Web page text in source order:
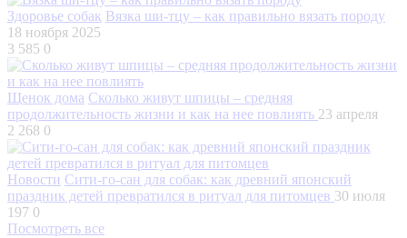
Здоровье собак Вязка ши-тцу – как правильно вязать породу
18 ноября 2025
3 585 0
Щенок дома Сколько живут шпицы – средняя
продолжительность жизни и как на нее повлиять 23 апреля
2 268 0
Новости Сити-го-сан для собак: как древний японский
праздник детей превратился в ритуал для питомцев 30 июля
197 0
Посмотреть все